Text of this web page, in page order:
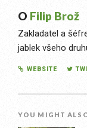
O Filip Brož
Zakladatel a
jablek všeho
WEBSITE
YOU MIGHT